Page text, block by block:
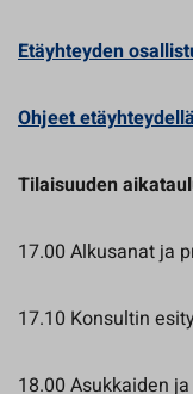
Etäyhteyden
Ohjeet
Tilaisuuden
17.00 Alkusanat ja
17.10 Konsultin
18.00 Asukkaiden